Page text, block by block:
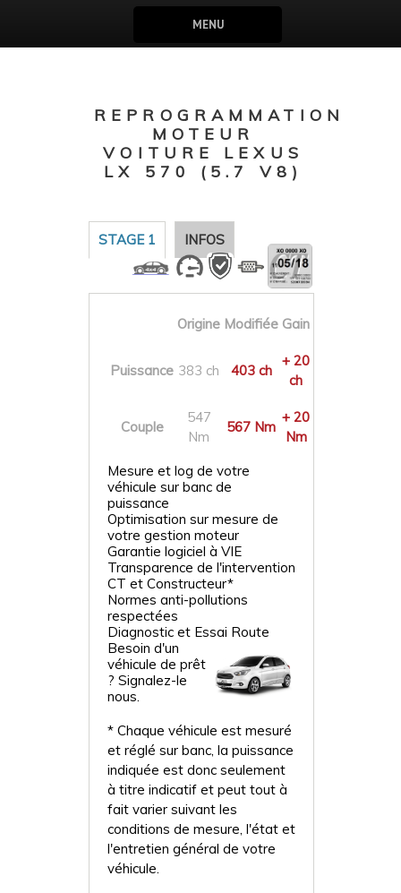
MENU
REPROGRAMMATION
MOTEUR
VOITURE LEXUS
LX 570 (5.7 V8)
STAGE 1 INFOS
Origine Modifiée Gain
Puissance 383 ch 403 ch
+ 20
ch
Couple
547
Nm
567 Nm
+ 20
Nm
Mesure et log de votre
véhicule sur banc de
puissance
Optimisation sur mesure de
votre gestion moteur
Garantie logiciel à VIE
Transparence de l'intervention
CT et Constructeur*
Normes anti-pollutions
respectées
Diagnostic et Essai Route
Besoin d'un
véhicule de prêt
? Signalez-le
nous.
* Chaque véhicule est mesuré
et réglé sur banc, la puissance
indiquée est donc seulement
à titre indicatif et peut tout à
fait varier suivant les
conditions de mesure, l'état et
l'entretien général de votre
véhicule.